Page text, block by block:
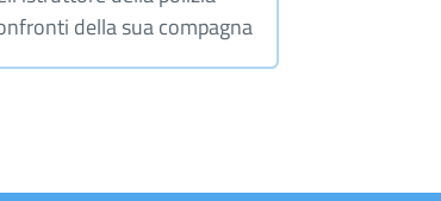
della sua compagna